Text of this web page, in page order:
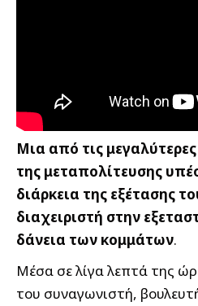
Μια από τις
της μεταπολίτευσης
διάρκεια της εξέτασης
διαχειριστή στην
δάνεια των κομμάτων.
Μέσα σε λίγα λεπτά της
του συναγωνιστή,